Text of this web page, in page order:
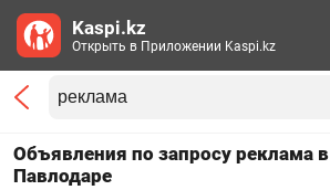
Объявления по запросу реклама в
Павлодаре
Kaspi.kz
Открыть в Приложении Kaspi.kz